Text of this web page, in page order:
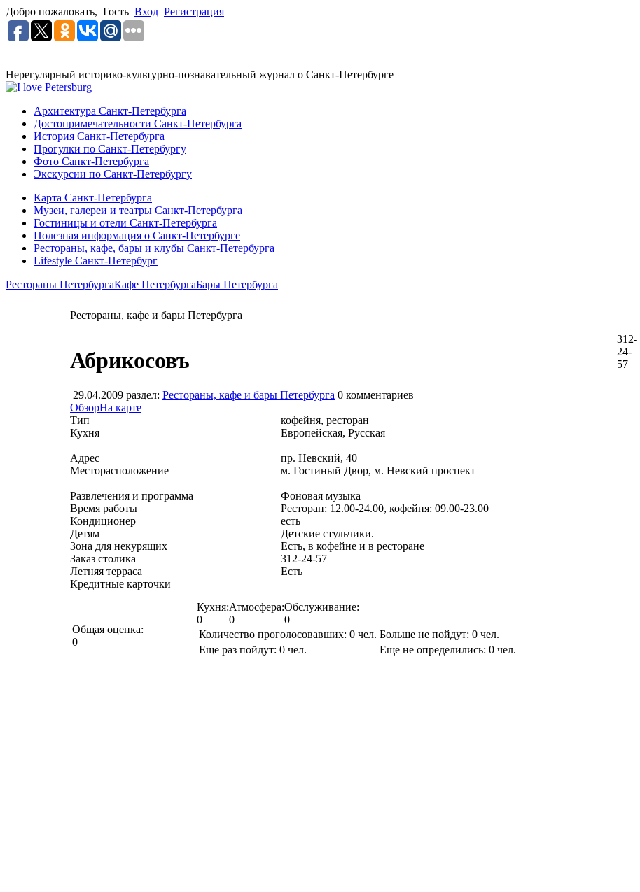
Добро пожаловать, Гость Вход Регистрация
Нерегулярный историко-культурно-познавательный журнал о Санкт-Петербурге
Архитектура Санкт-Петербурга
Достопримечательности Санкт-Петербурга
История Санкт-Петербурга
Прогулки по Санкт-Петербургу
Фото Санкт-Петербурга
Экскурсии по Санкт-Петербургу
Карта Санкт-Петербурга
Музеи, галереи и театры Санкт-Петербурга
Гостиницы и отели Санкт-Петербурга
Полезная информация о Санкт-Петербурге
Рестораны, кафе, бары и клубы Санкт-Петербурга
Lifestyle Санкт-Петербург
Рестораны ПетербургаКафе ПетербургаБары Петербурга
Рестораны, кафе и бары Петербурга
Абрикосовъ
312-
24-
57
29.04.2009 раздел: Рестораны, кафе и бары Петербурга 0 комментариев
ОбзорНа карте
Тип
кофейня, ресторан
Кухня
Европейская, Русская
Адрес
пр. Невский, 40
Месторасположение
м. Гостиный Двор, м. Невский проспект
Развлечения и программа
Фоновая музыка
Время работы
Ресторан: 12.00-24.00, кофейня: 09.00-23.00
Кондиционер
есть
Детям
Детские стульчики.
Зона для некурящих
Есть, в кофейне и в ресторане
Заказ столика
312-24-57
Летняя терраса
Есть
Кредитные карточки
Общая оценка:
0
Кухня:
0
Атмосфера:
0
Обслуживание:
0
Количество проголосовавших: 0 чел. Больше не пойдут: 0 чел.
Еще раз пойдут: 0 чел. Еще не определились: 0 чел.